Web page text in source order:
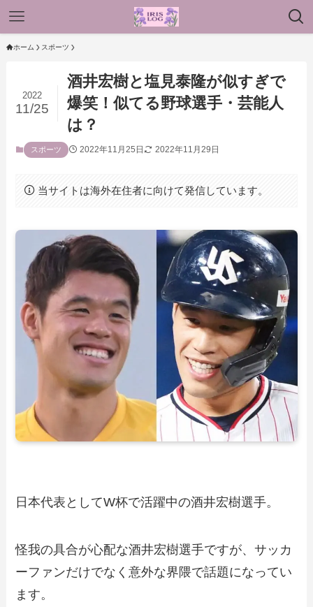
ホーム スポーツ
酒井宏樹と塩見泰隆が似すぎで
爆笑！似てる野球選手・芸能人
は？
2022
11/25
スポーツ 2022年11月25日 2022年11月29日
当サイトは海外在住者に向けて発信しています。
日本代表としてW杯で活躍中の酒井宏樹選手。
怪我の具合が心配な酒井宏樹選手ですが、サッカ
ーファンだけでなく意外な界隈で話題になってい
ます。